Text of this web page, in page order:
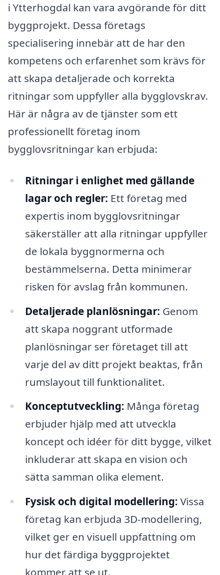
i Ytterhogdal kan vara avgörande för ditt
byggprojekt. Dessa företags
specialisering innebär att de har den
kompetens och erfarenhet som krävs för
att skapa detaljerade och korrekta
ritningar som uppfyller alla bygglovskrav.
Här är några av de tjänster som ett
professionellt företag inom
bygglovsritningar kan erbjuda:
Ritningar i enlighet med gällande
lagar och regler: Ett företag med
expertis inom bygglovsritningar
säkerställer att alla ritningar uppfyller
de lokala byggnormerna och
bestämmelserna. Detta minimerar
risken för avslag från kommunen.
Detaljerade planlösningar: Genom
att skapa noggrant utformade
planlösningar ser företaget till att
varje del av ditt projekt beaktas, från
rumslayout till funktionalitet.
Konceptutveckling: Många företag
erbjuder hjälp med att utveckla
koncept och idéer för ditt bygge, vilket
inkluderar att skapa en vision och
sätta samman olika element.
Fysisk och digital modellering: Vissa
företag kan erbjuda 3D-modellering,
vilket ger en visuell uppfattning om
hur det färdiga byggprojektet
kommer att se ut.